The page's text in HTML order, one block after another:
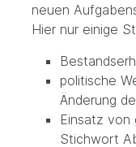
neuen
Hier nur einige
politische
Änderung
Einsatz von
Stichwort